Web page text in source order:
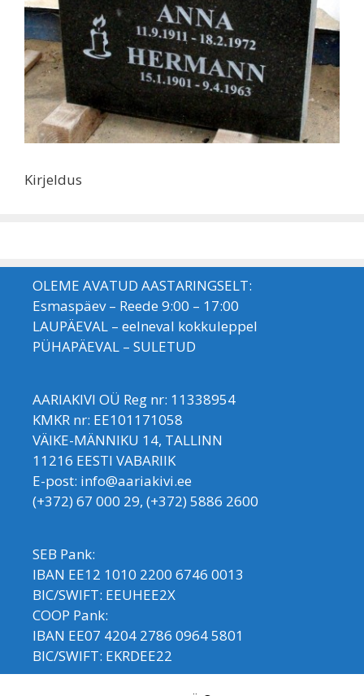
Kirjeldus
OLEME AVATUD AASTARINGSELT:
Esmaspäev – Reede 9:00 – 17:00
LAUPÄEVAL – eelneval kokkuleppel
PÜHAPÄEVAL – SULETUD
AARIAKIVI OÜ Reg nr: 11338954
KMKR nr: EE101171058
VÄIKE-MÄNNIKU 14, TALLINN
11216 EESTI VABARIIK
E-post: info@aariakivi.ee
(+372) 67 000 29, (+372) 5886 2600
SEB Pank:
IBAN EE12 1010 2200 6746 0013
BIC/SWIFT: EEUHEE2X
COOP Pank:
IBAN EE07 4204 2786 0964 5801
BIC/SWIFT: EKRDEE22